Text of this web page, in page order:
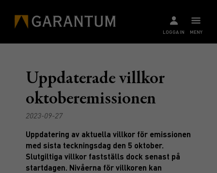
MENY
LOGGA IN
Uppdaterade villkor
oktoberemissionen
2023-09-27
Uppdatering av aktuella villkor för emissionen
med sista teckningsdag den 5 oktober.
Slutgiltiga villkor fastställs dock senast på
startdagen. Nivåerna för villkoren kan